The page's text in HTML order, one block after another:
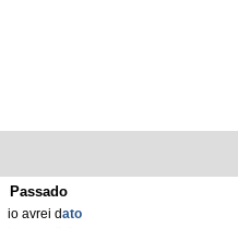
Passado
io avrei dato